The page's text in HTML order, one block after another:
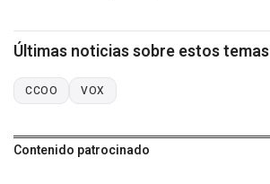
Últimas noticias sobre estos temas
CCOO VOX
Contenido patrocinado